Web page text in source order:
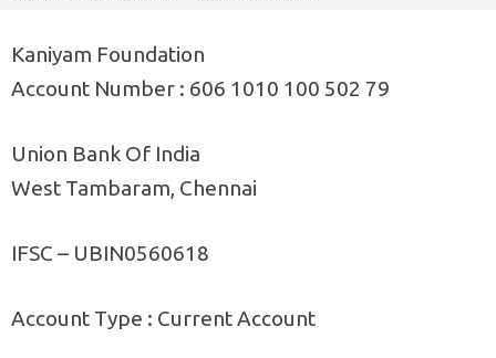
Kaniyam Foundation
Account Number : 606 1010 100 502 79
Union Bank Of India
West Tambaram, Chennai
IFSC – UBIN0560618
Account Type : Current Account